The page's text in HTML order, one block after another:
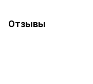
Отзывы